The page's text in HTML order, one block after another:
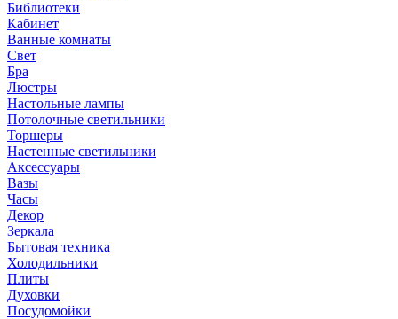
Библиотеки
Кабинет
Ванные комнаты
Свет
Бра
Люстры
Настольные лампы
Потолочные светильники
Торшеры
Настенные светильники
Аксессуары
Вазы
Часы
Декор
Зеркала
Бытовая техника
Холодильники
Плиты
Духовки
Посудомойки